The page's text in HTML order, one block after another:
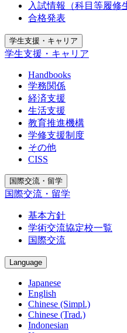
入試情報（科目等履修
合格発表
学生支援・キャリア
学生支援・キャリア
Handbooks
学務関係
経済支援
生活支援
教育推進機構
学修支援制度
その他
CISS
国際交流・留学
国際交流・留学
基本方針
学術交流協定校一覧
国際交流
Language
Japanese
English
Chinese (Simpl.)
Chinese (Trad.)
Indonesian